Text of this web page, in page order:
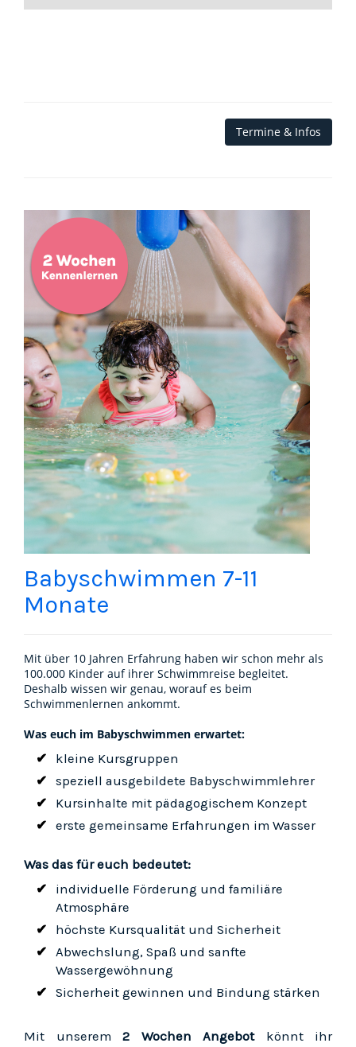
Termine & Infos
Babyschwimmen 7-11
Monate
Mit über 10 Jahren Erfahrung haben wir schon mehr als
100.000 Kinder auf ihrer Schwimmreise begleitet.
Deshalb wissen wir genau, worauf es beim
Schwimmenlernen ankommt.
Was euch im Babyschwimmen erwartet:
kleine Kursgruppen
speziell ausgebildete Babyschwimmlehrer
Kursinhalte mit pädagogischem Konzept
erste gemeinsame Erfahrungen im Wasser
Was das für euch bedeutet:
individuelle Förderung und familiäre
Atmosphäre
höchste Kursqualität und Sicherheit
Abwechslung, Spaß und sanfte
Wassergewöhnung
Sicherheit gewinnen und Bindung stärken
Mit unserem 2 Wochen Angebotkönnt ihr